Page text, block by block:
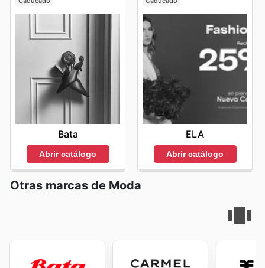
una herramienta poderosa para los compradores
inteligentes. Mantenerse al tanto de las
Le Coq Sportif
y las ofertas generales es clave para
experimentar la marca Le Coq Sportif de la manera más
ventajosa. Visit Le Coq Sportif's website today to
explore the best deals and start saving now.
Bata
Abrir catálogo
ELA
Abrir catálogo
Otras marcas de Moda